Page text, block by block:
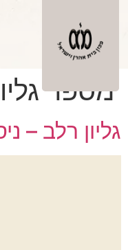
מספר
גליון רלב –